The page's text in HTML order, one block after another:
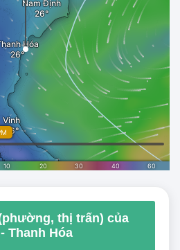
thị trấn) của
Thanh Hóa